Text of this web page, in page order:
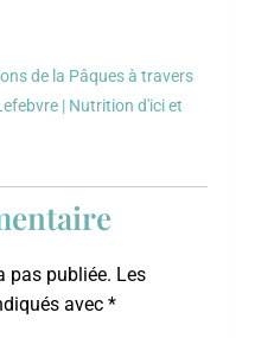
de la Pâques à travers
| Nutrition d'ici et
pas publiée. Les
avec *